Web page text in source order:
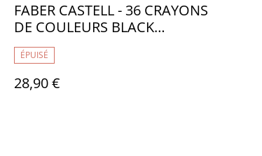
FABER CASTELL - 36 CRAYONS
DE COULEURS BLACK
EDITION BOITE METAL - FB065
ÉPUISÉ
28,90 €